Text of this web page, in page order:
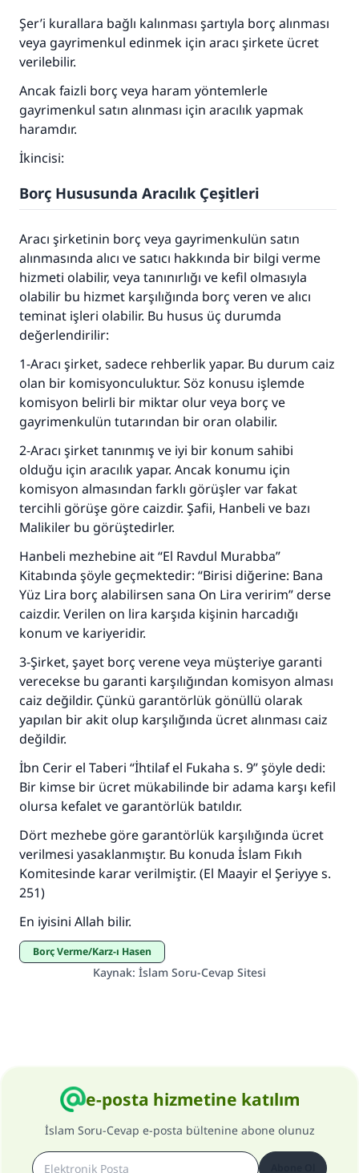
Şer’i kurallara bağlı kalınması şartıyla borç alınması
veya gayrimenkul edinmek için aracı şirkete ücret
verilebilir.
Ancak faizli borç veya haram yöntemlerle
gayrimenkul satın alınması için aracılık yapmak
haramdır.
İkincisi:
Borç Hususunda Aracılık Çeşitleri
Aracı şirketinin borç veya gayrimenkulün satın
alınmasında alıcı ve satıcı hakkında bir bilgi verme
hizmeti olabilir, veya tanınırlığı ve kefil olmasıyla
olabilir bu hizmet karşılığında borç veren ve alıcı
teminat işleri olabilir. Bu husus üç durumda
değerlendirilir:
1-Aracı şirket, sadece rehberlik yapar. Bu durum caiz
olan bir komisyonculuktur. Söz konusu işlemde
komisyon belirli bir miktar olur veya borç ve
gayrimenkulün tutarından bir oran olabilir.
2-Aracı şirket tanınmış ve iyi bir konum sahibi
olduğu için aracılık yapar. Ancak konumu için
komisyon almasından farklı görüşler var fakat
tercihli görüşe göre caizdir. Şafii, Hanbeli ve bazı
Malikiler bu görüştedirler.
Hanbeli mezhebine ait “El Ravdul Murabba”
Kitabında şöyle geçmektedir: “Birisi diğerine: Bana
Yüz Lira borç alabilirsen sana On Lira veririm” derse
caizdir. Verilen on lira karşıda kişinin harcadığı
konum ve kariyeridir.
3-Şirket, şayet borç verene veya müşteriye garanti
verecekse bu garanti karşılığından komisyon alması
caiz değildir. Çünkü garantörlük gönüllü olarak
yapılan bir akit olup karşılığında ücret alınması caiz
değildir.
İbn Cerir el Taberi “İhtilaf el Fukaha s. 9” şöyle dedi:
Bir kimse bir ücret mükabilinde bir adama karşı kefil
olursa kefalet ve garantörlük batıldır.
Dört mezhebe göre garantörlük karşılığında ücret
verilmesi yasaklanmıştır. Bu konuda İslam Fıkıh
Komitesinde karar verilmiştir. (El Maayir el Şeriyye s.
251)
En iyisini Allah bilir.
Borç Verme/Karz-ı Hasen
Kaynak: İslam Soru-Cevap Sitesi
e-posta hizmetine katılım
İslam Soru-Cevap e-posta bültenine abone olunuz
110845 Nolu Cevap, bir evliliği
kurtardı.
Ümmete cevapları ulaştırmak için bizi destekle
Rasulullah ﷺ şöyle dedi:
Her kim bir hayra yol gösterirse , hayrı yapan
kişinin sevabı kadar ona sevap yazılır.
(MUSLIM 1893)
Şimdi katkı yapın!